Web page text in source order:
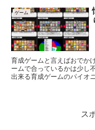
ゲーム
育成ゲームと言えばおでか
ームで合っているかは少し
出来る育成ゲームのパイオ
ス